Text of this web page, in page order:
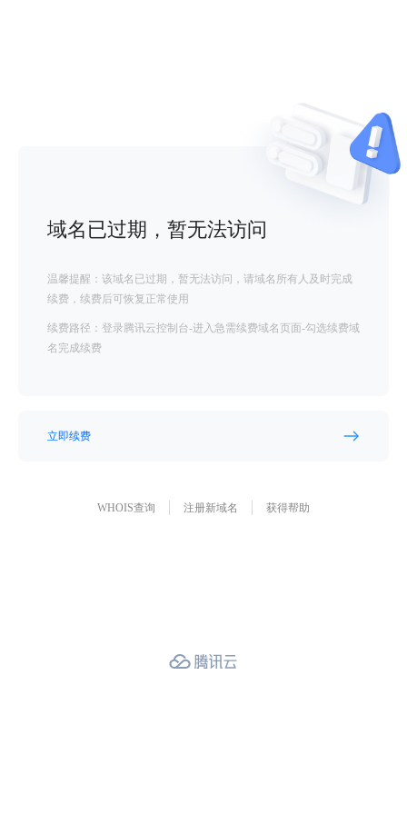
域名已过期，暂无法访问
温馨提醒：该域名已过期，暂无法访问，请域名所有人及时完成
续费，续费后可恢复正常使用
续费路径：登录腾讯云控制台-进入急需续费域名页面-勾选续费域
名完成续费
立即续费
WHOIS查询 注册新域名 获得帮助